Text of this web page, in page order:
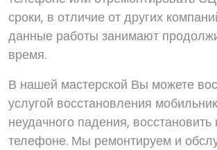
сроки, в отличие от других
данные работы занимают
время.
В нашей мастерской Вы можете
услугой восстановления
неудачного падения, восстановить
телефоне. Мы ремонтируем и